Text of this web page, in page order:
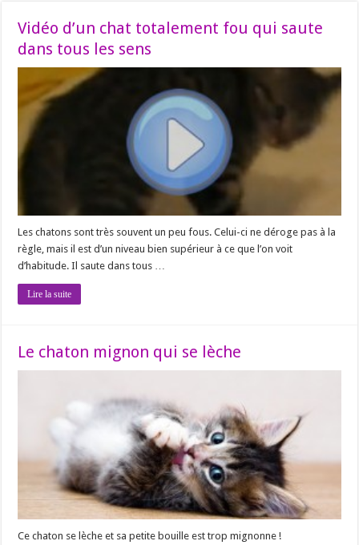
Vidéo d’un chat totalement fou qui saute
dans tous les sens
Les chatons sont très souvent un peu fous. Celui-ci ne déroge pas à la
règle, mais il est d’un niveau bien supérieur à ce que l’on voit
d’habitude. Il saute dans tous …
Lire la suite
Le chaton mignon qui se lèche
Ce chaton se lèche et sa petite bouille est trop mignonne !